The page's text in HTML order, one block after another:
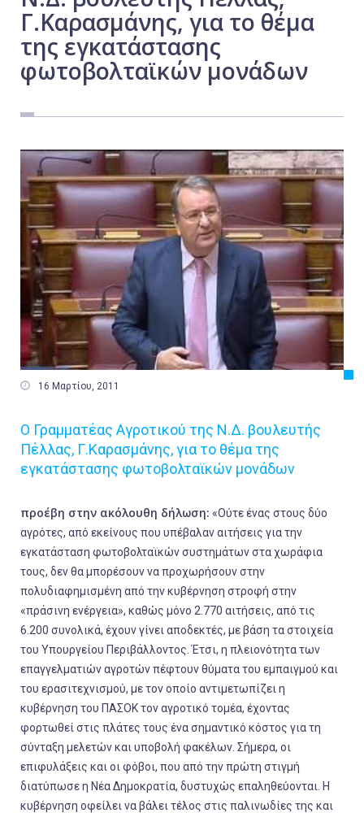
Γ.Καρασμάνης, για το θέμα
της εγκατάστασης
φωτοβολταϊκών μονάδων
 16 Μαρτίου, 2011
Ο Γραμματέας Αγροτικού της Ν.Δ. βουλευτής
Πέλλας, Γ.Καρασμάνης, για το θέμα της
εγκατάστασης φωτοβολταϊκών μονάδων
προέβη στην ακόλουθη δήλωση: «Ούτε ένας στους δύο
αγρότες, από εκείνους που υπέβαλαν αιτήσεις για την
εγκατάσταση φωτοβολταϊκών συστημάτων στα χωράφια
τους, δεν θα μπορέσουν να προχωρήσουν στην
πολυδιαφημισμένη από την κυβέρνηση στροφή στην
«πράσινη ενέργεια», καθώς μόνο 2.770 αιτήσεις, από τις
6.200 συνολικά, έχουν γίνει αποδεκτές, με βάση τα στοιχεία
του Υπουργείου Περιβάλλοντος. Έτσι, η πλειονότητα των
επαγγελματιών αγροτών πέφτουν θύματα του εμπαιγμού και
του ερασιτεχνισμού, με τον οποίο αντιμετωπίζει η
κυβέρνηση του ΠΑΣΟΚ τον αγροτικό τομέα, έχοντας
φορτωθεί στις πλάτες τους ένα σημαντικό κόστος για τη
σύνταξη μελετών και υποβολή φακέλων. Σήμερα, οι
επιφυλάξεις και οι φόβοι, που από την πρώτη στιγμή
διατύπωσε η Νέα Δημοκρατία, δυστυχώς επαληθεύονται. Η
κυβέρνηση οφείλει να βάλει τέλος στις παλινωδίες της και
Εργασία
Ελλάδα
Κόσμος
Οικονομία
Πολιτική
Αθλητικά
Αστυνομικό Δελτίο